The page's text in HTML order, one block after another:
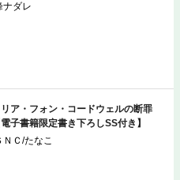
ナダレ
ア・フォン・コードウェルの断罪
子書籍限定書き下ろしSS付き】
Ｃ/たなこ